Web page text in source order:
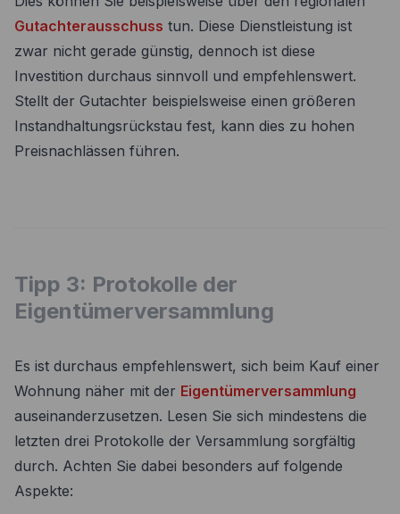
Gutachterausschuss tun. Diese Dienstleistung ist
zwar nicht gerade günstig, dennoch ist diese
Investition durchaus sinnvoll und empfehlenswert.
Stellt der Gutachter beispielsweise einen größeren
Instandhaltungsrückstau fest, kann dies zu hohen
Preisnachlässen führen.
Tipp 3: Protokolle der
Eigentümerversammlung
Es ist durchaus empfehlenswert, sich beim Kauf einer
Wohnung näher mit der Eigentümerversammlung
auseinanderzusetzen. Lesen Sie sich mindestens die
letzten drei Protokolle der Versammlung sorgfältig
durch. Achten Sie dabei besonders auf folgende
Aspekte: